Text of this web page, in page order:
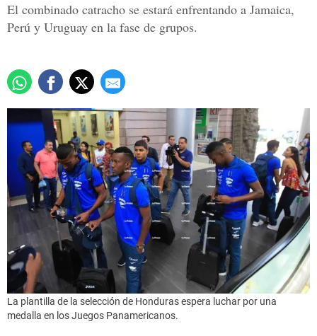
El combinado catracho se estará enfrentando a Jamaica,
Perú y Uruguay en la fase de grupos.
La plantilla de la selección de Honduras espera luchar por una
medalla en los Juegos Panamericanos.